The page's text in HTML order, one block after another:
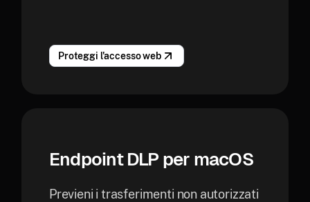
Proteggi l'accesso web
Endpoint DLP per macOS
Previeni i trasferimenti non autorizzati